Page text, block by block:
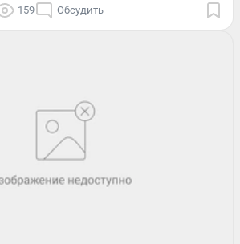
159 Обсудить